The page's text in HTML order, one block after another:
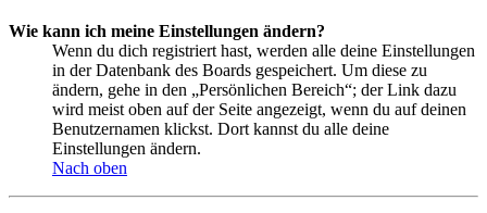
Wie kann ich meine Einstellungen ändern?
Wenn du dich registriert hast, werden alle deine Einstellungen
in der Datenbank des Boards gespeichert. Um diese zu
ändern, gehe in den „Persönlichen Bereich“; der Link dazu
wird meist oben auf der Seite angezeigt, wenn du auf deinen
Benutzernamen klickst. Dort kannst du alle deine
Einstellungen ändern.
Nach oben